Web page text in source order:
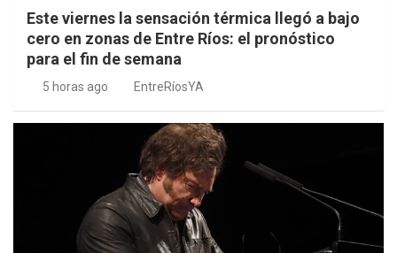
Este viernes la sensación térmica llegó a bajo
cero en zonas de Entre Ríos: el pronóstico
para el fin de semana
5 horas ago EntreRíosYA